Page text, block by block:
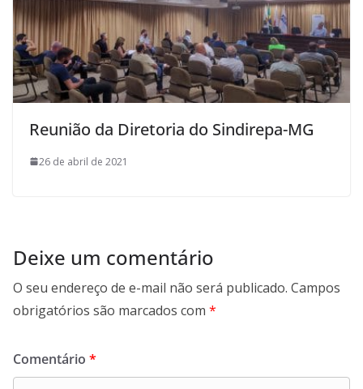
Reunião da Diretoria do Sindirepa-MG
26 de abril de 2021
Deixe um comentário
O seu endereço de e-mail não será publicado. Campos
obrigatórios são marcados com *
Comentário *